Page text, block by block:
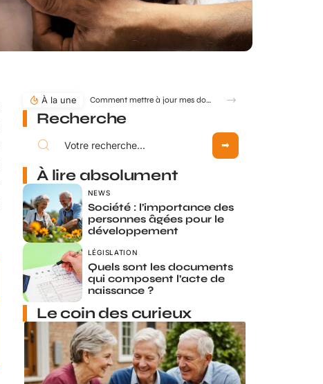
À la une Comment mettre à jour mes données retraite via mon compte Agirc Arrco par France Connect ?
Recherche
À lire absolument
NEWS
Société : l’importance des
personnes âgées pour le
développement
LÉGISLATION
Quels sont les documents
qui composent l’acte de
naissance ?
Le coin des curieux